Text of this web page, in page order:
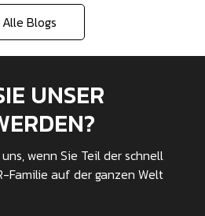
Alle Blogs
UNSER
wenn Sie Teil der schnell
Familie auf der ganzen Welt